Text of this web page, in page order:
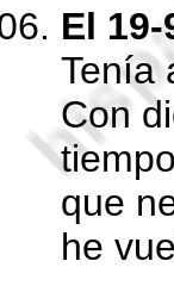
El 19-
Tenía
Con
que
he